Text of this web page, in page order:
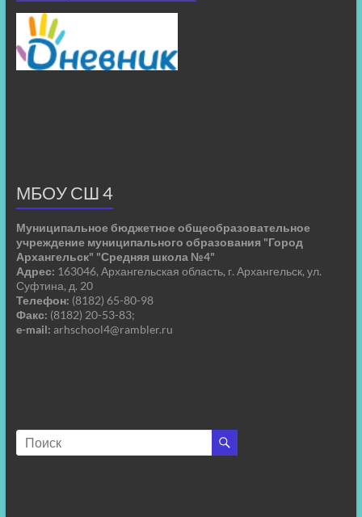
МБОУ СШ 4
Муниципальное бюджетное общеобразовательное
учреждение муниципального образования "Город
Архангельск" "Средняя школа №4"
Адрес: 163046, Архангельская область, г. Архангельск, ул.
Суфтина, д. 20
Телефон: (8182) 65-80-98
Факс: (8182) 20-53-83;
e-mail: arhschool4@rambler.ru